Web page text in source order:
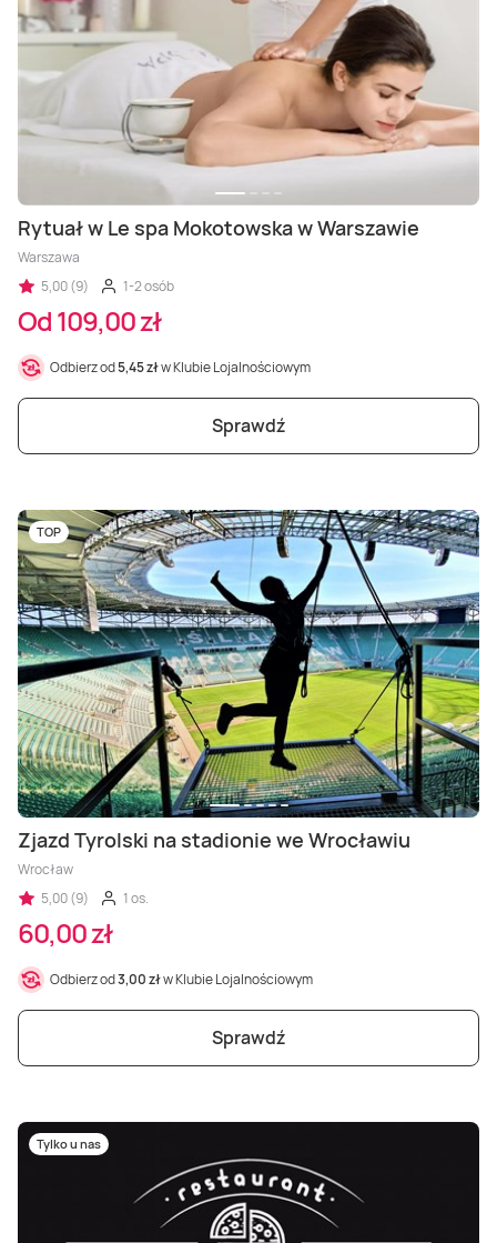
Rytuał w Le spa Mokotowska w Warszawie
Warszawa
5,00 (9)
1-2 osób
Od 109,00 zł
Odbierz od5,45 złw Klubie Lojalnościowym
Sprawdź
TOP
Zjazd Tyrolski na stadionie we Wrocławiu
Wrocław
5,00 (9)
1 os.
60,00 zł
Odbierz od3,00 złw Klubie Lojalnościowym
Sprawdź
Tylko u nas